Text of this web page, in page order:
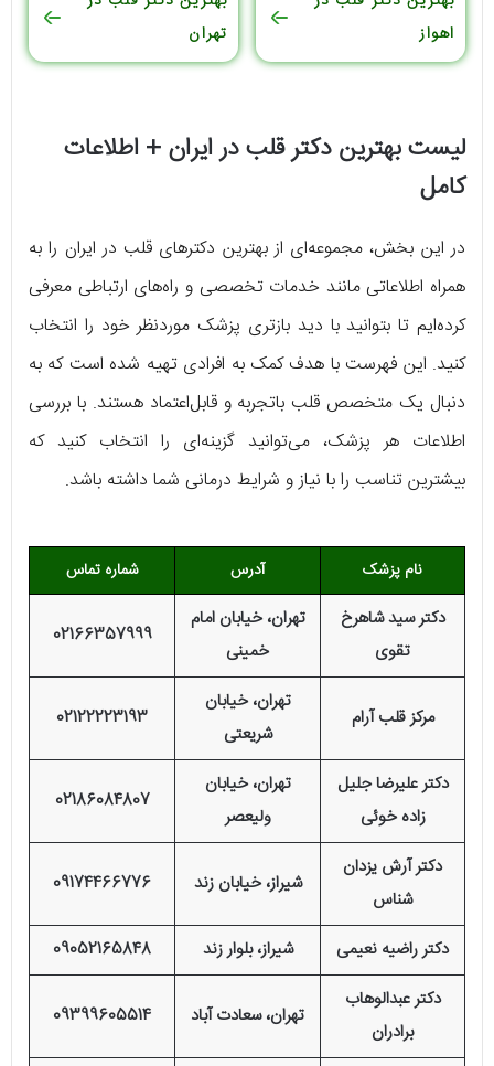
اهواز
تهران
لیست بهترین دکتر قلب در ایران + اطلاعات
کامل
در این بخش، مجموعه‌ای از بهترین دکترهای قلب در ایران را به
همراه اطلاعاتی مانند خدمات تخصصی و راه‌های ارتباطی معرفی
کرده‌ایم تا بتوانید با دید بازتری پزشک موردنظر خود را انتخاب
کنید. این فهرست با هدف کمک به افرادی تهیه شده است که به
دنبال یک متخصص قلب باتجربه و قابل‌اعتماد هستند. با بررسی
اطلاعات هر پزشک، می‌توانید گزینه‌ای را انتخاب کنید که
بیشترین تناسب را با نیاز و شرایط درمانی شما داشته باشد.
نام پزشک آدرس شماره تماس
دکتر سید شاهرخ
تقوی
تهران، خیابان امام
خمینی
02166357999
مرکز قلب آرام
تهران، خيابان
شریعتی
02122223193
دکتر علیرضا جلیل
زاده خوئی
تهران، خیابان
ولیعصر
02186084807
دکتر آرش یزدان
شناس
شیراز، خیابان زند 09174466776
دکتر راضیه نعیمی شیراز، بلوار زند
09052165848
دکتر عبدالوهاب
برادران
تهران، سعادت آباد 09399605514